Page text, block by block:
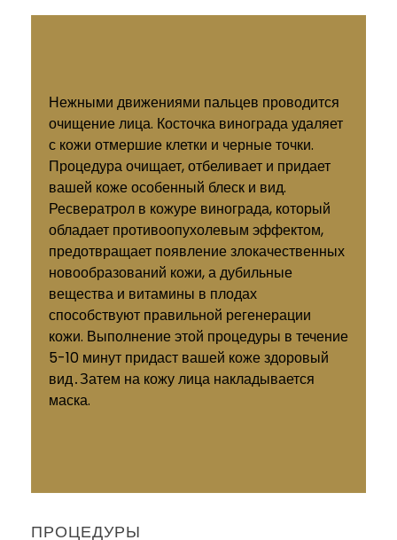
Нежными движениями пальцев проводится
очищение лица. Косточка винограда удаляет
с кожи отмершие клетки и черные точки.
Процедура очищает, отбеливает и придает
вашей коже особенный блеск и вид.
Ресвератрол в кожуре винограда, который
обладает противоопухолевым эффектом,
предотвращает появление злокачественных
новообразований кожи, а дубильные
вещества и витамины в плодах
способствуют правильной регенерации
кожи. Выполнение этой процедуры в течение
5-10 минут придаст вашей коже здоровый
вид․Затем на кожу лица накладывается
маска.
ПРОЦЕДУРЫ